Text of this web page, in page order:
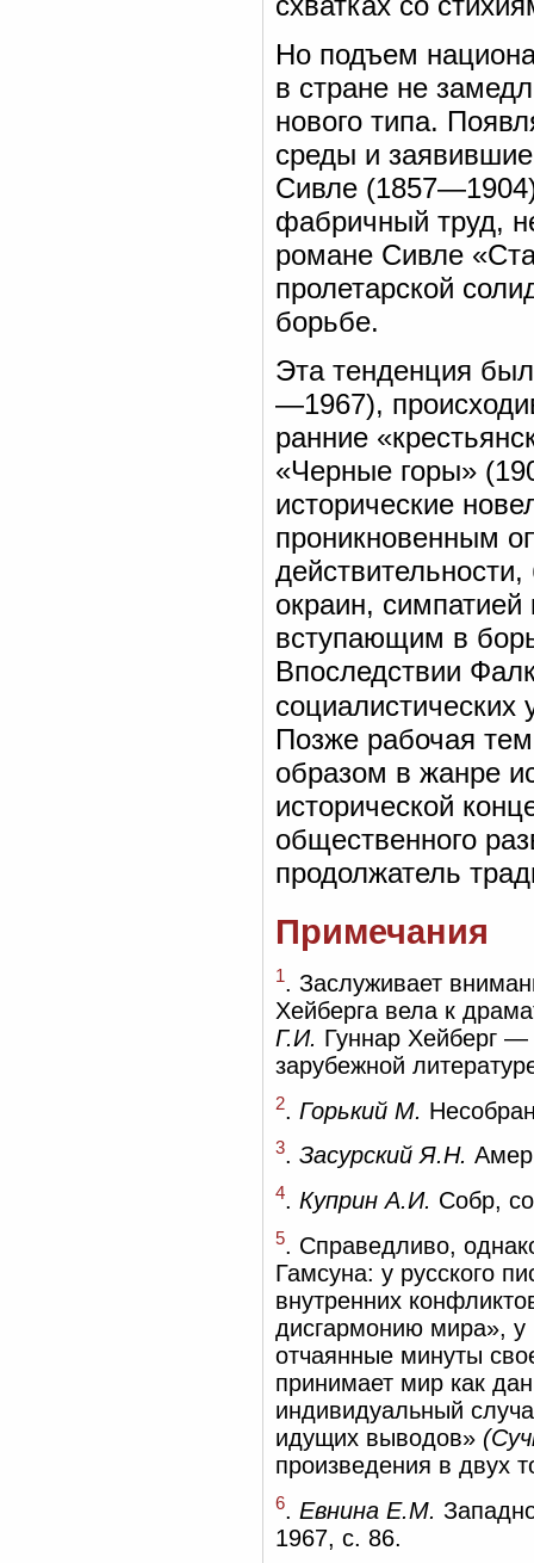
Но подъем
в стране не
нового типа.
среды и
Сивле
фабричный труд,
романе Сивле
пролетарской
борьбе.
Эта тенденция
—1967),
ранние
«Черные горы»
исторические
проникновенным
окраин,
вступающим в
Впоследствии
Позже рабочая
образом в жанре
исторической
общественного
продолжатель
Примечания
1. Заслуживает
Хейберга вела к
Г.И. Гуннар Хейберг
зарубежной
2 Горький М.
3. Засурский Я.Н.
4. Куприн А.И. Собр,
5. Справедливо,
Гамсуна: у русского
внутренних
дисгармонию мира», у
отчаянные минуты
принимает мир как
индивидуальный
идущих выводов»
произведения в двух
6. Евнина Е.М.
1967, с. 86.